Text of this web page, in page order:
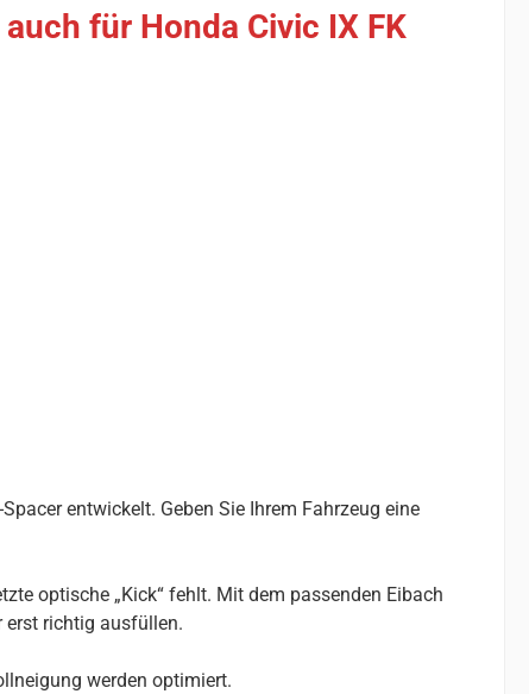
für Honda Civic IX FK
entwickelt. Geben Sie Ihrem Fahrzeug eine
optische „Kick“ fehlt. Mit dem passenden Eibach
erst richtig ausfüllen.
werden optimiert.